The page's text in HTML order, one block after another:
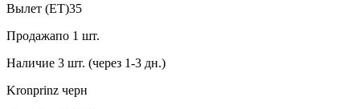
Вылет (ET)35
Продажапо 1 шт.
Наличие 3 шт. (через 1-3 дн.)
Kronprinz черн